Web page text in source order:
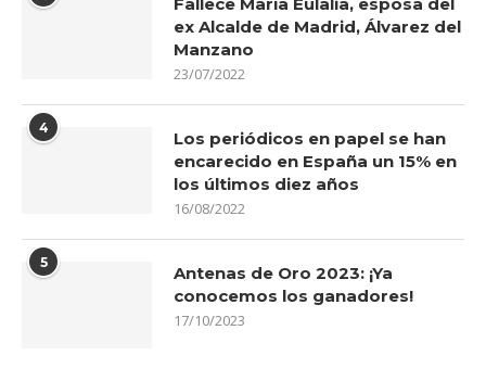
ex Alcalde de Madrid, Álvarez del
Manzano
23/07/2022
4
Los periódicos en papel se han
encarecido en España un 15% en
los últimos diez años
16/08/2022
5
Antenas de Oro 2023: ¡Ya
conocemos los ganadores!
17/10/2023